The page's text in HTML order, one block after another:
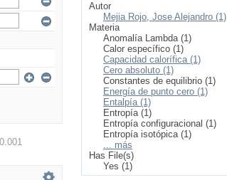
Autor
Mejia Rojo, Jose Alejandro (1)
Materia
Anomalía Lambda (1)
Calor específico (1)
Capacidad calorífica (1)
Cero absoluto (1)
Constantes de equilibrio (1)
Energía de punto cero (1)
Entalpía (1)
Entropía (1)
Entropía configuracional (1)
Entropía isotópica (1)
... más
Has File(s)
Yes (1)